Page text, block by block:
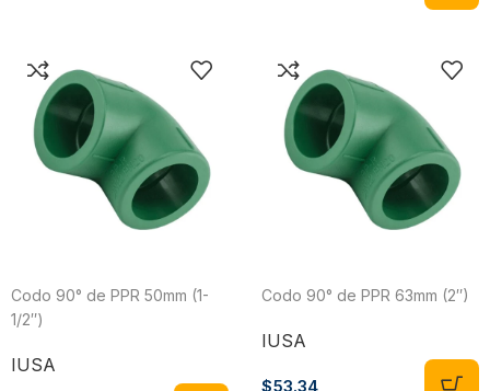
Codo 90° de PPR 50mm (1-
1/2″)
IUSA
Codo 90° de PPR 63mm (2″)
IUSA
$53.34